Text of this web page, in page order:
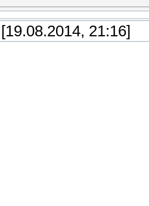
[19.08.2014, 21:16]